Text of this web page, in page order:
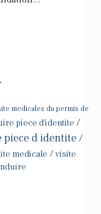
medicales du permis de
piece d'identite /
piece d identite /
medicale /visite